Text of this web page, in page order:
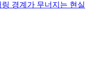
경계가 무너지는 현실